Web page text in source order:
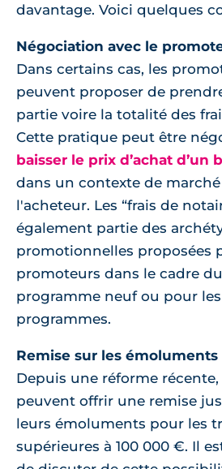
davantage. Voici quelques
Négociation avec le
Dans certains cas, les
peuvent proposer de
partie voire la totalité des
Cette pratique peut être
baisser le prix d’achat d’un
dans un contexte de marché
l'acheteur. Les “frais de
également partie des
promotionnelles proposées
promoteurs dans le cadre
programme neuf ou pour
programmes.
Remise sur les
Depuis une réforme
peuvent offrir une remise
leurs émoluments pour les
supérieures à 100 000 €. Il